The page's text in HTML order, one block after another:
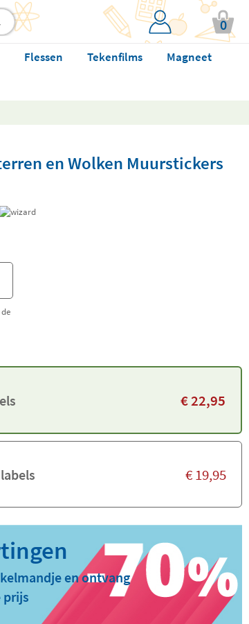
0
Flessen Tekenfilms
Magneet
en Wolken Muurstickers
€22,95
€19,95
en ontvang
prijs